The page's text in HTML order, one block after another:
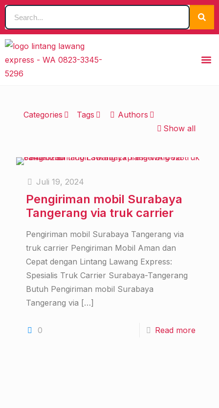
Categories Tags
Authors
Show all
Juli 19, 2024
Pengiriman mobil Surabaya
Tangerang via truk carrier
Pengiriman mobil Surabaya Tangerang via
truk carrier Pengiriman Mobil Aman dan
Cepat dengan Lintang Lawang Express:
Spesialis Truk Carrier Surabaya-Tangerang
Butuh Pengiriman mobil Surabaya
Tangerang via […]
0 Read more